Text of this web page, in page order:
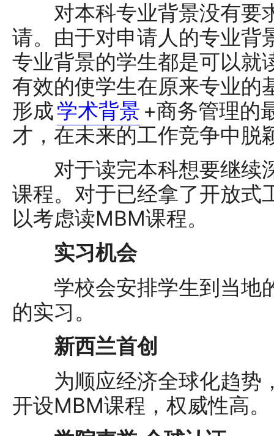
对本科专业背景没有要
请。由于对申请人的专业背
专业背景的学生都是可以就
有效的使学生在原来专业的
形成学术背景 +商务管理的
才，在未来的工作竞争中脱
对于读完本科想要继续
课程。对于已经拿了开放式
以考虑读MBM课程。
实习机会
学校会安排学生到当地
的实习。
新西兰首创
为顺应经济全球化趋势
开设MBM课程，权威性高。